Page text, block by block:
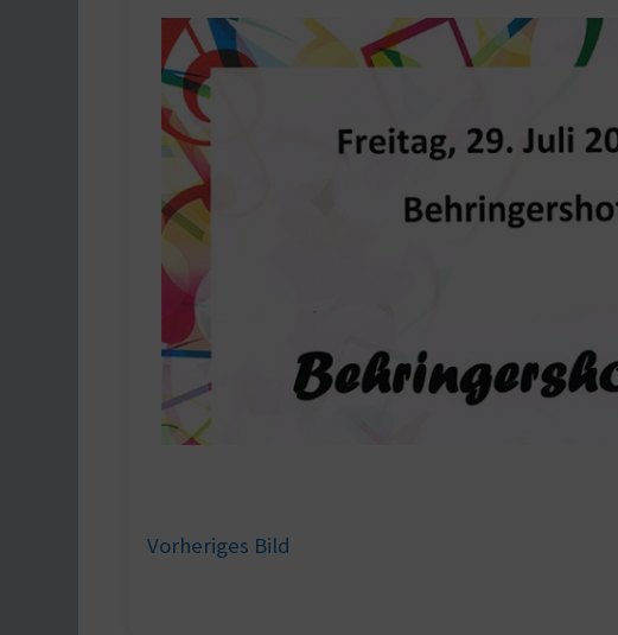
Vorheriges Bild